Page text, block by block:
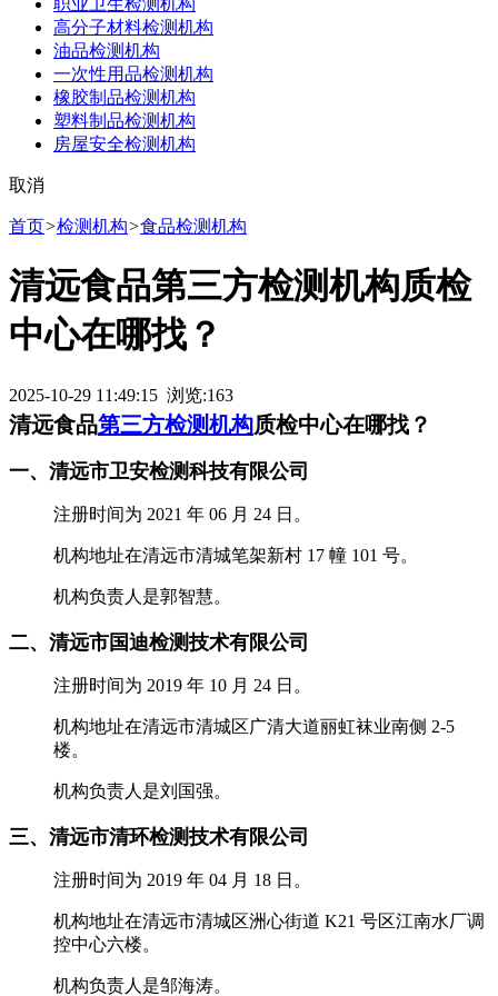
高分子材料检测机构
油品检测机构
一次性用品检测机构
橡胶制品检测机构
塑料制品检测机构
房屋安全检测机构
取消
首页>检测机构>食品检测机构
清远食品第三方检测机构质检
中心在哪找？
2025-10-29 11:49:15 浏览:163
清远食品第三方检测机构质检中心在哪找？
一、清远市卫安检测科技有限公司
注册时间为 2021 年 06 月 24 日。
机构地址在清远市清城笔架新村 17 幢 101 号。
机构负责人是郭智慧。
二、清远市国迪检测技术有限公司
注册时间为 2019 年 10 月 24 日。
机构地址在清远市清城区广清大道丽虹袜业南侧 2-5
楼。
机构负责人是刘国强。
三、清远市清环检测技术有限公司
注册时间为 2019 年 04 月 18 日。
机构地址在清远市清城区洲心街道 K21 号区江南水厂调
控中心六楼。
机构负责人是邹海涛。